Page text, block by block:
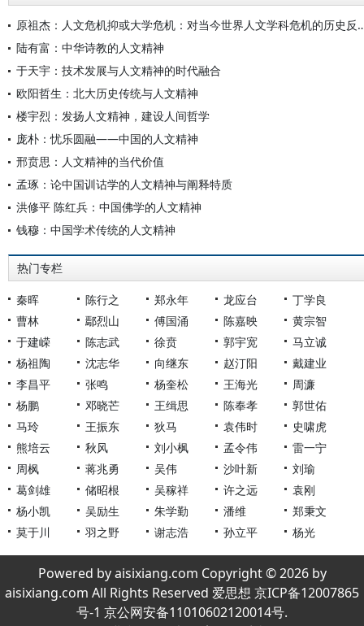
原祖杰：人文危机抑或大学危机
陆有富：中华诗教的人文精神
于天宇：技术发展与人文精神的时代融合
欧阳哲生：北大历史传统与人文精神
楼宇烈：发扬人文精神，建设人间哲学
庞朴：忧乐圆融——中国的人文精神
邢贲思：人文精神的当代价值
孟琢：论中国训诂学的人文精神与阐释特质
洪修平 陈红兵：中国佛学的人文精神
钱穆：中国学术传统的人文精神
热门专栏
秦晖 陈行之 郑永年 龙应台
丁学良
曹林
鄢烈山 傅国涌 陈嘉映
黄宗智
于建嵘
陈志武 徐贲 郭宇宽
马立诚
杨祖陶
沈志华 向继东 赵汀阳
戴建业
李昌平
张鸣 杨奎松 王海光
周濂
杨鹏
邓晓芒 王缉思 陈奉孝
郭世佑
马玲
王振东 狄马 袁伟时
史啸虎
熊培云
秋风 刘小枫 孟令伟
雷一宁
周枫
蒋兆勇 吴伟 沙叶新
刘瑜
葛剑雄
储昭根 吴稼祥 许之远
袁刚
杨小凯
吴励生 朱学勤 潘维
郑秉文
莫于川
羽之野 谢志浩 孙立平 杨光
Powered by aisixiang.com Copyright © 2026 by
aisixiang.com All Rights Reserved 爱思想 京ICP备12007865
号-1 京公网安备11010602120014号.